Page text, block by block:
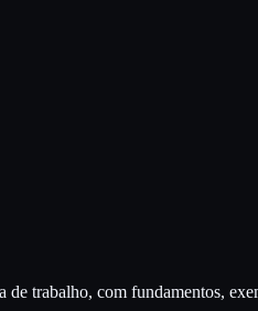
trabalho, com fundamentos,